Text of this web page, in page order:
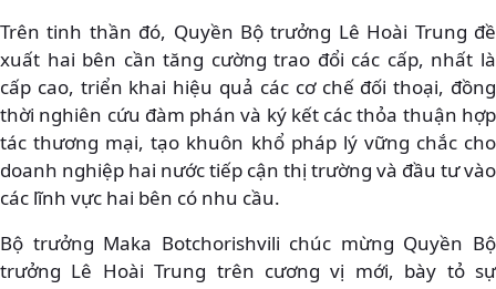
Trên tinh thần đó, Quyền Bộ trưởng Lê Hoài Trung đề
xuất hai bên cần tăng cường trao đổi các cấp, nhất là
cấp cao, triển khai hiệu quả các cơ chế đối thoại, đồng
thời nghiên cứu đàm phán và ký kết các thỏa thuận hợp
tác thương mại, tạo khuôn khổ pháp lý vững chắc cho
doanh nghiệp hai nước tiếp cận thị trường và đầu tư vào
các lĩnh vực hai bên có nhu cầu.
Bộ trưởng Maka Botchorishvili chúc mừng Quyền Bộ
trưởng Lê Hoài Trung trên cương vị mới, bày tỏ sự